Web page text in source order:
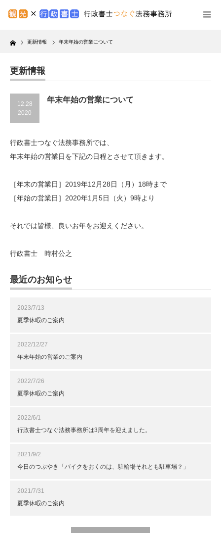
Home 更新情報 年末年始の営業について
更新情報
12.28
2020
年末年始の営業について
行政書士つなぐ法務事務所では、
年末年始の営業日を下記の日程とさせて頂きます。
［年末の営業日］2019年12月28日（月）18時まで
［年始の営業日］2020年1月5日（火）9時より
それでは皆様、良いお年をお迎えください。
行政書士 時村公之
最近のお知らせ
2023/7/13
夏季休暇のご案内
2022/12/27
年末年始の営業のご案内
2022/7/26
夏季休暇のご案内
2022/6/1
行政書士つなぐ法務事務所は3周年を迎えました。
2021/9/2
今日のつぶやき「バイクをおくのは、駐輪場それとも駐車場？」
2021/7/31
夏季休暇のご案内